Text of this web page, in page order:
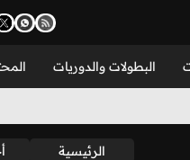
البطولات والدوريات
الرئيسية